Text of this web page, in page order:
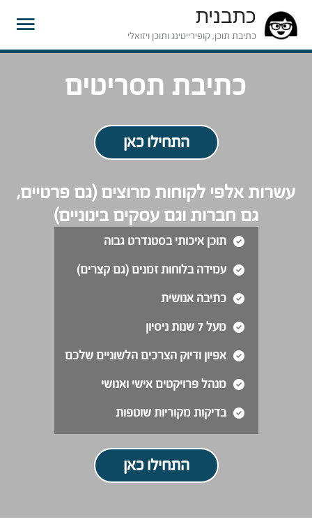
כתבנית
כתיבת תוכן, קופירייטינג ותוכן ויזואלי
כתיבת תסריטים
התחילו כאן
עשרות אלפי לקוחות מרוצים (גם פרטיים,
גם חברות וגם עסקים בינוניים)
תוכן איכותי בסטנדרט גבוה
עמידה בלוחות זמנים (גם קצרים)
כתיבה אנושית
מעל 7 שנות ניסיון
אפיון ודיוק הצרכים הלשוניים שלכם
מנהל פרויקטים אישי ואנושי
בדיקות מקוריות שוטפות
התחילו כאן